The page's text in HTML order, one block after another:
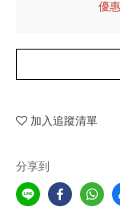
優
加入追蹤清單
分享到